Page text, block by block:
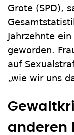
Grote (SPD),
Jahrzehnte
geworden.
auf
„wie wir uns
anderen